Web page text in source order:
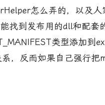
怎么弄的，以及人
找到发布用的dll和配
类型添加到
，反而如果自己强行